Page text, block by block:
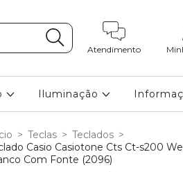
Atendimento
Iluminação
> Teclas > Teclados >
Casio Casiotone Cts Ct-s200
Com Fonte (2096)